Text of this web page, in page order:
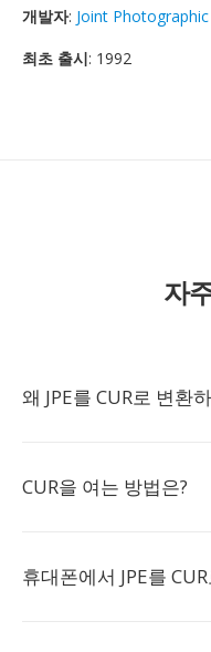
개발자: Joint
최초 출시: 1992
자
왜 JPE를 CUR로 변환
CUR을 여는 방법은?
휴대폰에서 JPE를